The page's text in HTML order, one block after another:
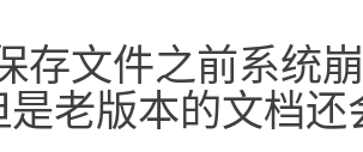
存文件之前系统
是老版本的文档还